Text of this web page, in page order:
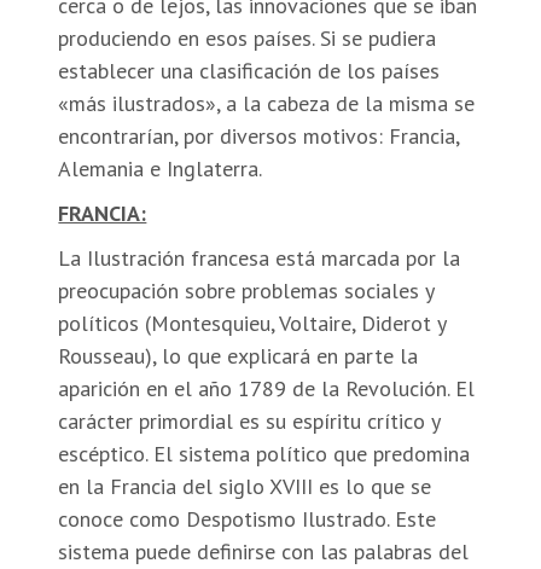
produciendo en esos países. Si se pudiera
establecer una clasificación de los países
«más ilustrados», a la cabeza de la misma se
encontrarían, por diversos motivos: Francia,
Alemania e Inglaterra.
FRANCIA:
La Ilustración francesa está marcada por la
preocupación sobre problemas sociales y
políticos (Montesquieu, Voltaire, Diderot y
Rousseau), lo que explicará en parte la
aparición en el año 1789 de la Revolución. El
carácter primordial es su espíritu crítico y
escéptico. El sistema político que predomina
en la Francia del siglo XVIII es lo que se
conoce como Despotismo Ilustrado. Este
sistema puede definirse con las palabras del